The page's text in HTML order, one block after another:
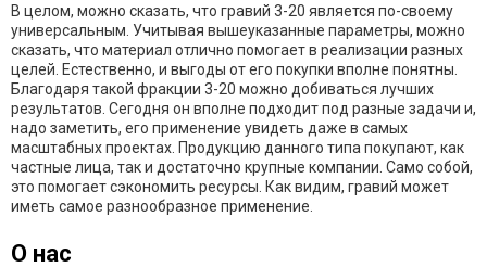
В целом, можно сказать, что гравий 3-20 является по-своему
универсальным. Учитывая вышеуказанные параметры, можно
сказать, что материал отлично помогает в реализации разных
целей. Естественно, и выгоды от его покупки вполне понятны.
Благодаря такой фракции 3-20 можно добиваться лучших
результатов. Сегодня он вполне подходит под разные задачи и,
надо заметить, его применение увидеть даже в самых
масштабных проектах. Продукцию данного типа покупают, как
частные лица, так и достаточно крупные компании. Само собой,
это помогает сэкономить ресурсы. Как видим, гравий может
иметь самое разнообразное применение.
О нас